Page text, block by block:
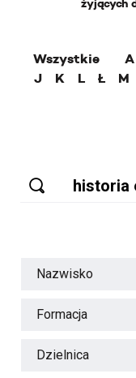
żyjących
Wszystkie A
J
K L Ł M
Nazwisko
Formacja
Dzielnica